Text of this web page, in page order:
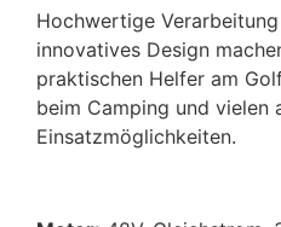
Hochwertige
innovatives Design
praktischen Helfer am
beim Camping und vielen
Einsatzmöglichkeiten.